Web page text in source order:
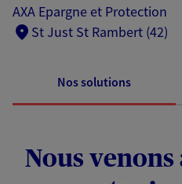
AXA Epargne et Protection
St Just St Rambert (42)
Nos solutions
Nous venons